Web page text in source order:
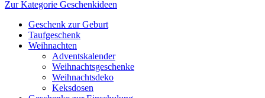
Zur Kategorie Geschenkideen
Geschenk zur Geburt
Taufgeschenk
Weihnachten
Adventskalender
Weihnachtsgeschenke
Weihnachtsdeko
Keksdosen